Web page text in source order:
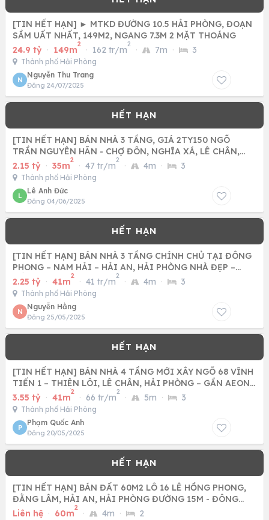
[TIN HẾT HẠN] ► MTKD ĐƯỜNG 10.5 HẢI PHÒNG, ĐOẠN
SẦM UẤT NHẤT, 149M2, NGANG 7.3M 2 MẶT THOÁNG
24.9 tỷ · 149m
2
· 162 tr/m
2
· 7m · 3
Thành phố Hải Phòng
N
Nguyễn Thu Trang
Đăng 24/07/2025
[TIN HẾT HẠN] BÁN NHÀ 3 TẦNG, GIÁ 2TY150 NGÕ
TRẦN NGUYÊN HÃN - CHỢ ĐÔN, NGHĨA XÁ, LÊ CHÂN,
HẢI PHÒNG
2.15 tỷ · 35m
2
· 47 tr/m
2
· 4m · 3
Thành phố Hải Phòng
L
Lê Anh Đức
Đăng 04/06/2025
[TIN HẾT HẠN] BÁN NHÀ 3 TẦNG CHÍNH CHỦ TẠI ĐÔNG
PHONG – NAM HẢI – HẢI AN, HẢI PHÒNG NHÀ ĐẸP –
GẦN SÂN BAY CÁT BI
2.25 tỷ · 41m
2
· 41 tr/m
2
· 4m · 3
Thành phố Hải Phòng
N
Nguyễn Hằng
Đăng 25/05/2025
[TIN HẾT HẠN] BÁN NHÀ 4 TẦNG MỚI XÂY NGÕ 68 VĨNH
TIẾN 1 – THIÊN LÔI, LÊ CHÂN, HẢI PHÒNG – GẦN AEON
MALL, GIÁ TỐT
3.55 tỷ · 41m
2
· 66 tr/m
2
· 5m · 3
Thành phố Hải Phòng
P
Phạm Quốc Anh
Đăng 20/05/2025
[TIN HẾT HẠN] BÁN ĐẤT 60M2 LÔ 16 LÊ HỒNG PHONG,
ĐẰNG LÂM, HẢI AN, HẢI PHÒNG ĐƯỜNG 15M - ĐÔNG
NAM
Liên hệ · 60m
2
· 4m · 2